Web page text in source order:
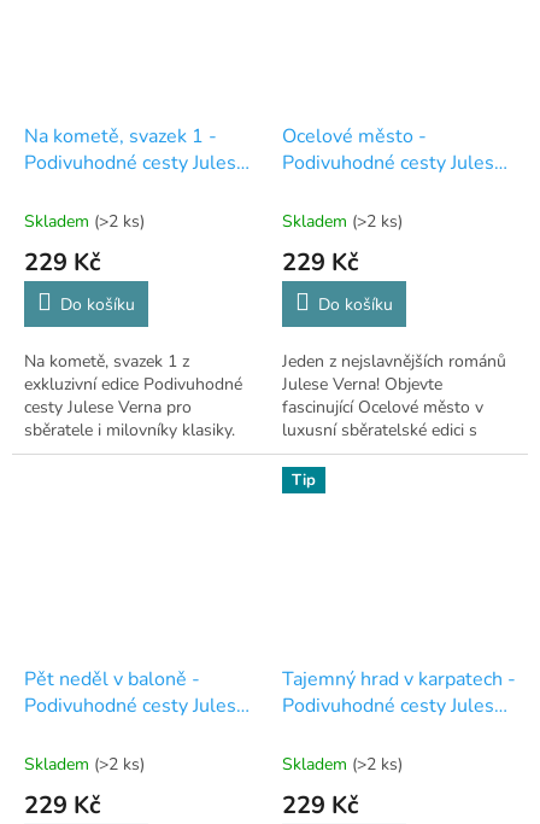
Na kometě, svazek 1 -
Podivuhodné cesty Julese
20
Skladem (>2 ks)
229 Kč
Do košíku
Na kometě, svazek 1 z
exkluzivní edice Podivuhodné
cesty Julese Verna pro
sběratele i milovníky klasiky.
Ocelové město -
Podivuhodné cesty Julese
14
Skladem (>2 ks)
229 Kč
Do košíku
Jeden z nejslavnějších románů
Julese Verna! Objevte
fascinující Ocelové město v
luxusní sběratelské edici s
původními rytinami.
Pět neděl v baloně -
Podivuhodné cesty Julese
10
Skladem (>2 ks)
229 Kč
Tip
Tajemný hrad v karpatech -
Podivuhodné cesty Julese
40
Skladem (>2 ks)
229 Kč